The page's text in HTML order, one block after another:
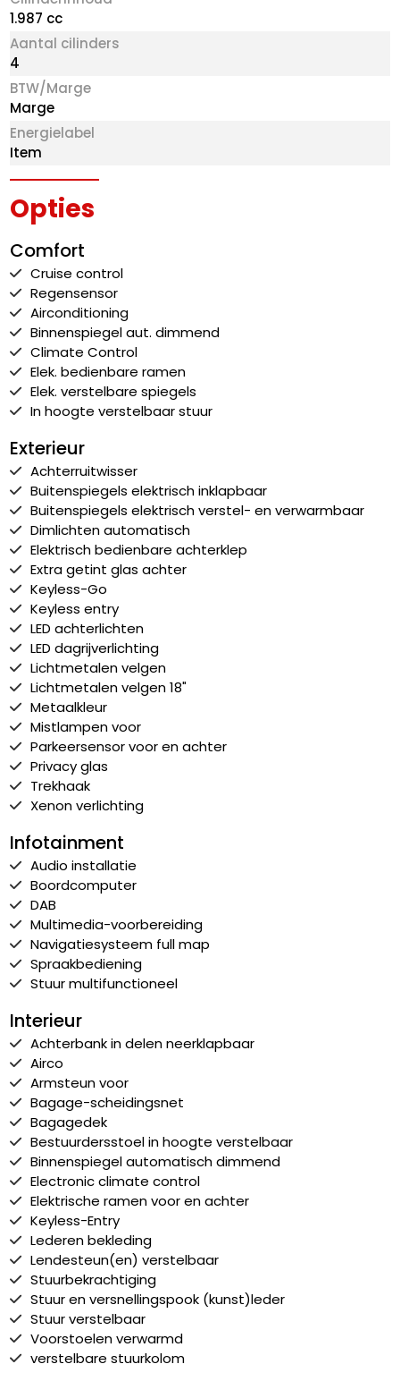
1.987 cc
Aantal cilinders
4
BTW/Marge
Marge
Energielabel
Item
Opties
Comfort
Cruise control
Regensensor
Airconditioning
Binnenspiegel aut. dimmend
Climate Control
Elek. bedienbare ramen
Elek. verstelbare spiegels
In hoogte verstelbaar stuur
Exterieur
Achterruitwisser
Buitenspiegels elektrisch inklapbaar
Buitenspiegels elektrisch verstel- en verwarmbaar
Dimlichten automatisch
Elektrisch bedienbare achterklep
Extra getint glas achter
Keyless-Go
Keyless entry
LED achterlichten
LED dagrijverlichting
Lichtmetalen velgen
Lichtmetalen velgen 18"
Metaalkleur
Mistlampen voor
Parkeersensor voor en achter
Privacy glas
Trekhaak
Xenon verlichting
Infotainment
Audio installatie
Boordcomputer
DAB
Multimedia-voorbereiding
Navigatiesysteem full map
Spraakbediening
Stuur multifunctioneel
Interieur
Achterbank in delen neerklapbaar
Airco
Armsteun voor
Bagage-scheidingsnet
Bagagedek
Bestuurdersstoel in hoogte verstelbaar
Binnenspiegel automatisch dimmend
Electronic climate control
Elektrische ramen voor en achter
Keyless-Entry
Lederen bekleding
Lendesteun(en) verstelbaar
Stuurbekrachtiging
Stuur en versnellingspook (kunst)leder
Stuur verstelbaar
Voorstoelen verwarmd
verstelbare stuurkolom